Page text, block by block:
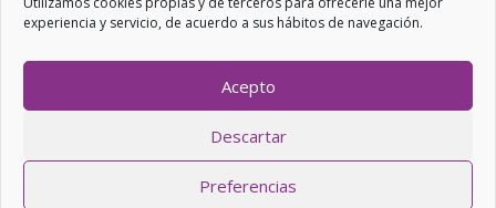
experiencia y servicio, de acuerdo a sus hábitos de navegación.
Acepto
Descartar
Preferencias
Con el apoyo del Ministerio de Consumo. Su contenido es
responsabilidad exclusiva de la asociación.
Realizado conWordPresscon ayuda deAgítalo 3.0.